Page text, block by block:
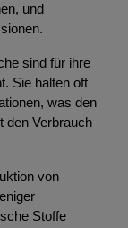
und
sind für ihre
Sie halten oft
was den
den Verbrauch
von
Stoffe